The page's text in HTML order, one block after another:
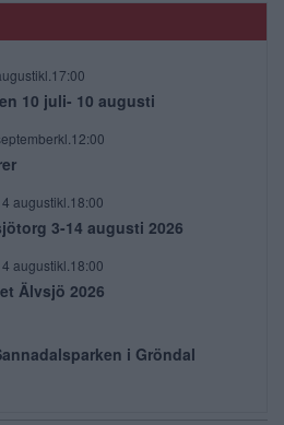
10 juli- 10 augusti
augustikl.18:00
3-14 augusti 2026
augustikl.18:00
Älvsjö 2026
i Gröndal